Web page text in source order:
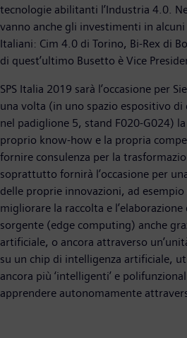
tecnologie abilitanti l’Industria 4.0.
vanno anche gli investimenti in alcuni
Italiani: Cim 4.0 di Torino, Bi-Rex di
di quest’ultimo Busetto è Vice
SPS Italia 2019 sarà l’occasione per
una volta (in uno spazio espositivo
nel padiglione 5, stand F020-G024)
proprio know-how e la propria
fornire consulenza per la
soprattutto fornirà l’occasione per
delle proprie innovazioni, ad
migliorare la raccolta e
sorgente (edge computing) anche
artificiale, o ancora attraverso
su un chip di intelligenza artificiale,
ancora più ‘intelligenti’ e
apprendere autonomamente